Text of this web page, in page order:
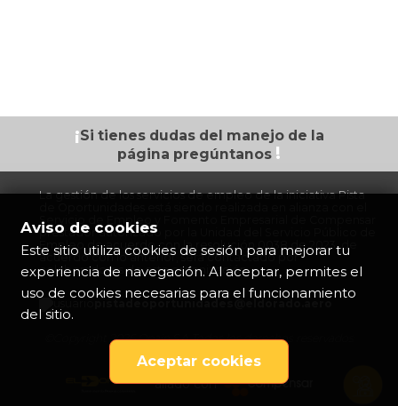
¡Si tienes dudasdel manejo de la
página pregúntanos !
La gestión de los servicios de empleo de la iniciativa Pista
Servicio de Empleo y Fomento Empresarial de Compensar
prestador autorizado por la Unidad del Servicio Público de
Empleo de acuerdo con la resolución 0038 de 2023, de
acuerdo con lo anterior, será contactado por
colaboradores de esta organización.
pistadeoportunidades@eldorado.
©Copyright 2026 Opain S.A Todos los derechos reservados
aliado con
Aviso de cookies
Este sitio utiliza cookies de sesión para mejorar tu
experiencia de navegación. Al aceptar, permites el
uso de cookies necesarias para el funcionamiento
del sitio.
Aceptar cookies